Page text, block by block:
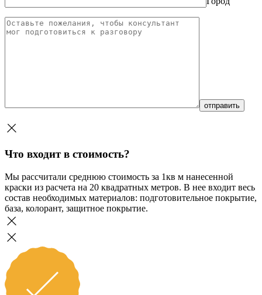
Что входит в стоимость?
Мы рассчитали среднюю стоимость за 1кв м нанесенной
краски из расчета на 20 квадратных метров. В нее входит весь
состав необходимых материалов: подготовительное покрытие,
база, колорант, защитное покрытие.